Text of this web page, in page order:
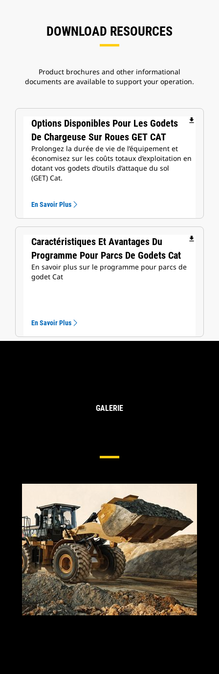
DOWNLOAD RESOURCES
Product brochures and other informational
documents are available to support your operation.
Options Disponibles Pour Les Godets
De Chargeuse Sur Roues GET CAT
file_download
Prolongez la durée de vie de l’équipement et
économisez sur les coûts totaux d’exploitation en
dotant vos godets d’outils d’attaque du sol
(GET) Cat.
En Savoir Plus
Caractéristiques Et Avantages Du
Programme Pour Parcs De Godets Cat
file_download
En savoir plus sur le programme pour parcs de
godet Cat
En Savoir Plus
GALERIE